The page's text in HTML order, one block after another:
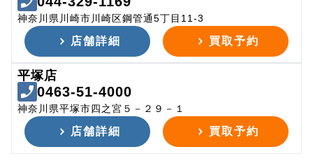
神奈川県川崎市川崎区鋼管通5丁目11-3
店舗詳細 買取予約
平塚店
0463-51-4000
神奈川県平塚市四之宮５－２９－１
店舗詳細 買取予約